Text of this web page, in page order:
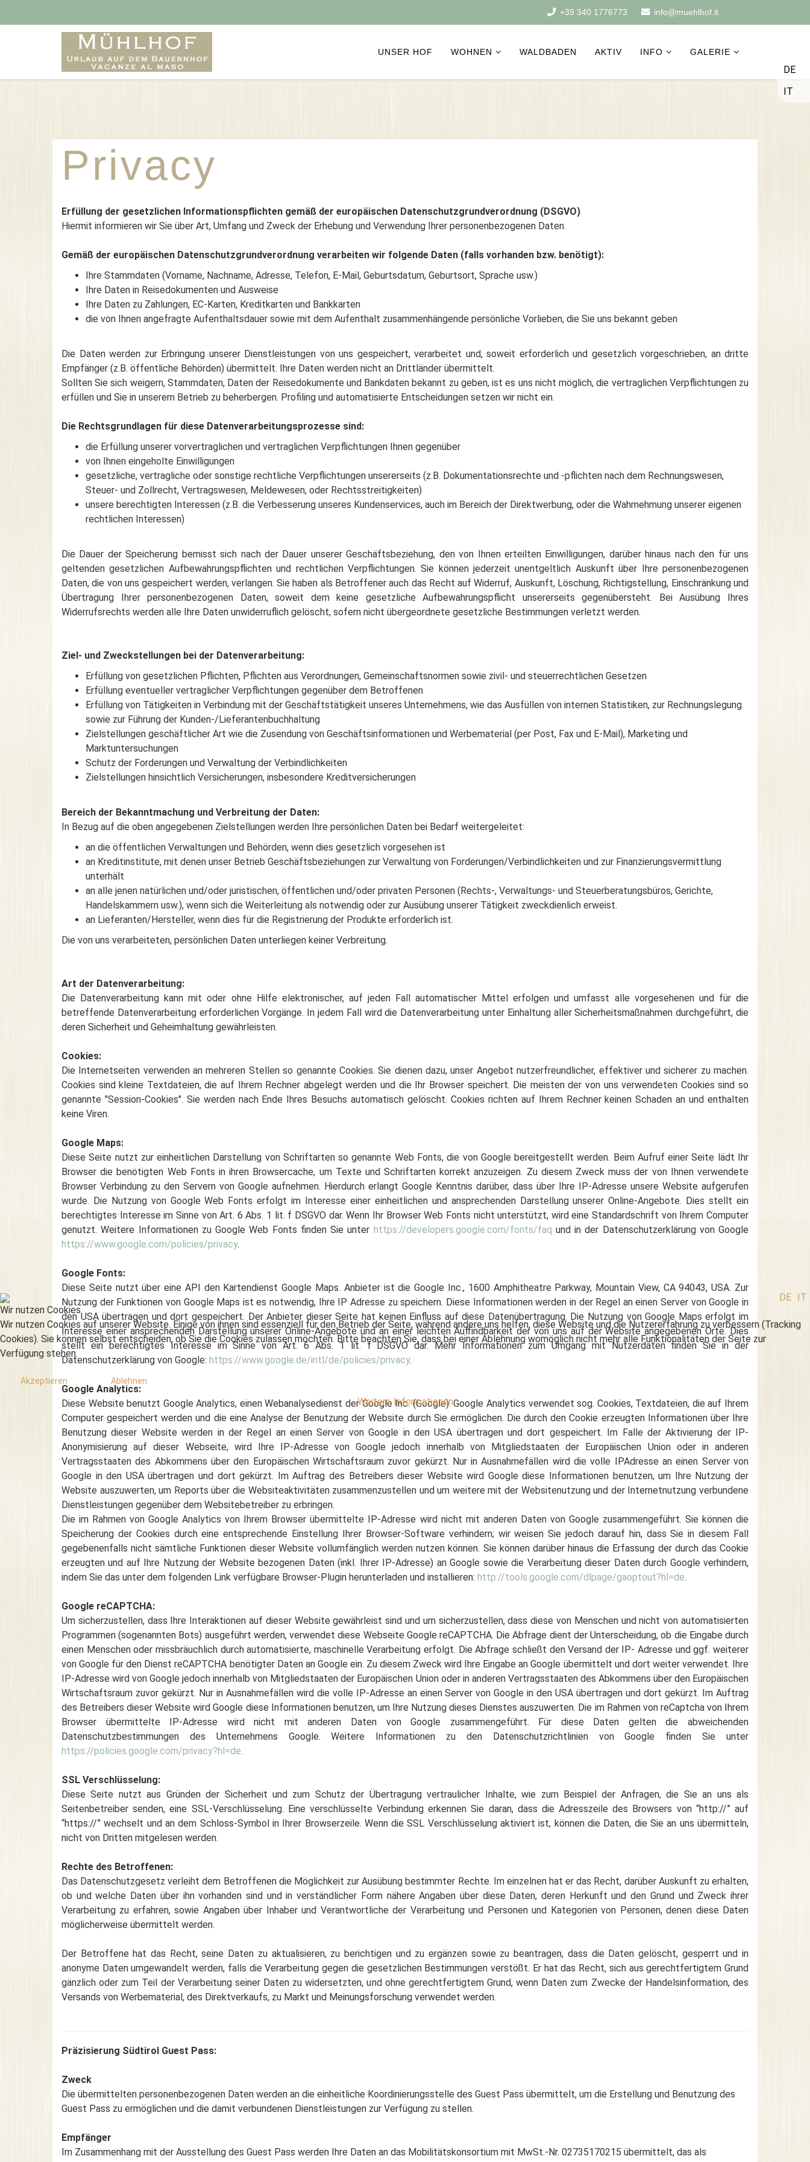
DE
IT
+39 340 1776773 info@muehlhof.it
UNSER HOF WOHNEN WALDBADEN AKTIV INFO GALERIE
Privacy
Erfüllung der gesetzlichen Informationspflichten gemäß der europäischen Datenschutzgrundverordnung (DSGVO)
Hiermit informieren wir Sie über Art, Umfang und Zweck der Erhebung und Verwendung Ihrer personenbezogenen Daten.
Gemäß der europäischen Datenschutzgrundverordnung verarbeiten wir folgende Daten (falls vorhanden bzw. benötigt):
Ihre Stammdaten (Vorname, Nachname, Adresse, Telefon, E-Mail, Geburtsdatum, Geburtsort, Sprache usw.)
Ihre Daten in Reisedokumenten und Ausweise
Ihre Daten zu Zahlungen, EC-Karten, Kreditkarten und Bankkarten
die von Ihnen angefragte Aufenthaltsdauer sowie mit dem Aufenthalt zusammenhängende persönliche Vorlieben, die Sie uns bekannt geben
Die Daten werden zur Erbringung unserer Dienstleistungen von uns gespeichert, verarbeitet und, soweit erforderlich und gesetzlich vorgeschrieben, an dritte
Empfänger (z.B. öffentliche Behörden) übermittelt. Ihre Daten werden nicht an Drittländer übermittelt.
Sollten Sie sich weigern, Stammdaten, Daten der Reisedokumente und Bankdaten bekannt zu geben, ist es uns nicht möglich, die vertraglichen Verpflichtungen zu
erfüllen und Sie in unserem Betrieb zu beherbergen. Profiling und automatisierte Entscheidungen setzen wir nicht ein.
Die Rechtsgrundlagen für diese Datenverarbeitungsprozesse sind:
die Erfüllung unserer vorvertraglichen und vertraglichen Verpflichtungen Ihnen gegenüber
von Ihnen eingeholte Einwilligungen
gesetzliche, vertragliche oder sonstige rechtliche Verpflichtungen unsererseits (z.B. Dokumentationsrechte und -pflichten nach dem Rechnungswesen,
Steuer- und Zollrecht, Vertragswesen, Meldewesen, oder Rechtsstreitigkeiten)
unsere berechtigten Interessen (z.B. die Verbesserung unseres Kundenservices, auch im Bereich der Direktwerbung, oder die Wahrnehmung unserer eigenen
rechtlichen Interessen)
Die Dauer der Speicherung bemisst sich nach der Dauer unserer Geschäftsbeziehung, den von Ihnen erteilten Einwilligungen, darüber hinaus nach den für uns
geltenden gesetzlichen Aufbewahrungspflichten und rechtlichen Verpflichtungen. Sie können jederzeit unentgeltlich Auskunft über Ihre personenbezogenen
Daten, die von uns gespeichert werden, verlangen. Sie haben als Betroffener auch das Recht auf Widerruf, Auskunft, Löschung, Richtigstellung, Einschränkung und
Übertragung Ihrer personenbezogenen Daten, soweit dem keine gesetzliche Aufbewahrungspflicht unsererseits gegenübersteht. Bei Ausübung Ihres
Widerrufsrechts werden alle Ihre Daten unwiderruflich gelöscht, sofern nicht übergeordnete gesetzliche Bestimmungen verletzt werden.
Ziel- und Zweckstellungen bei der Datenverarbeitung:
Erfüllung von gesetzlichen Pflichten, Pflichten aus Verordnungen, Gemeinschaftsnormen sowie zivil- und steuerrechtlichen Gesetzen
Erfüllung eventueller vertraglicher Verpflichtungen gegenüber dem Betroffenen
Erfüllung von Tätigkeiten in Verbindung mit der Geschäftstätigkeit unseres Unternehmens, wie das Ausfüllen von internen Statistiken, zur Rechnungslegung
sowie zur Führung der Kunden-/Lieferantenbuchhaltung
Zielstellungen geschäftlicher Art wie die Zusendung von Geschäftsinformationen und Werbematerial (per Post, Fax und E-Mail), Marketing und
Marktuntersuchungen
Schutz der Forderungen und Verwaltung der Verbindlichkeiten
Zielstellungen hinsichtlich Versicherungen, insbesondere Kreditversicherungen
Bereich der Bekanntmachung und Verbreitung der Daten:
In Bezug auf die oben angegebenen Zielstellungen werden Ihre persönlichen Daten bei Bedarf weitergeleitet:
an die öffentlichen Verwaltungen und Behörden, wenn dies gesetzlich vorgesehen ist
an Kreditinstitute, mit denen unser Betrieb Geschäftsbeziehungen zur Verwaltung von Forderungen/Verbindlichkeiten und zur Finanzierungsvermittlung
unterhält
an alle jenen natürlichen und/oder juristischen, öffentlichen und/oder privaten Personen (Rechts-, Verwaltungs- und Steuerberatungsbüros, Gerichte,
Handelskammern usw.), wenn sich die Weiterleitung als notwendig oder zur Ausübung unserer Tätigkeit zweckdienlich erweist.
an Lieferanten/Hersteller, wenn dies für die Registrierung der Produkte erforderlich ist.
Die von uns verarbeiteten, persönlichen Daten unterliegen keiner Verbreitung.
Art der Datenverarbeitung:
Die Datenverarbeitung kann mit oder ohne Hilfe elektronischer, auf jeden Fall automatischer Mittel erfolgen und umfasst alle vorgesehenen und für die
betreffende Datenverarbeitung erforderlichen Vorgänge. In jedem Fall wird die Datenverarbeitung unter Einhaltung aller Sicherheitsmaßnahmen durchgeführt, die
deren Sicherheit und Geheimhaltung gewährleisten.
Cookies:
Die Internetseiten verwenden an mehreren Stellen so genannte Cookies. Sie dienen dazu, unser Angebot nutzerfreundlicher, effektiver und sicherer zu machen.
Cookies sind kleine Textdateien, die auf Ihrem Rechner abgelegt werden und die Ihr Browser speichert. Die meisten der von uns verwendeten Cookies sind so
genannte "Session-Cookies". Sie werden nach Ende Ihres Besuchs automatisch gelöscht. Cookies richten auf Ihrem Rechner keinen Schaden an und enthalten
keine Viren.
Google Maps:
Diese Seite nutzt zur einheitlichen Darstellung von Schriftarten so genannte Web Fonts, die von Google bereitgestellt werden. Beim Aufruf einer Seite lädt Ihr
Browser die benötigten Web Fonts in ihren Browsercache, um Texte und Schriftarten korrekt anzuzeigen. Zu diesem Zweck muss der von Ihnen verwendete
Browser Verbindung zu den Servern von Google aufnehmen. Hierdurch erlangt Google Kenntnis darüber, dass über Ihre IP-Adresse unsere Website aufgerufen
wurde. Die Nutzung von Google Web Fonts erfolgt im Interesse einer einheitlichen und ansprechenden Darstellung unserer Online-Angebote. Dies stellt ein
berechtigtes Interesse im Sinne von Art. 6 Abs. 1 lit. f DSGVO dar. Wenn Ihr Browser Web Fonts nicht unterstützt, wird eine Standardschrift von Ihrem Computer
genutzt. Weitere Informationen zu Google Web Fonts finden Sie unter https://developers.google.com/fonts/faq und in der Datenschutzerklärung von Google
https://www.google.com/policies/privacy.
Google Fonts:
Diese Seite nutzt über eine API den Kartendienst Google Maps. Anbieter ist die Google Inc., 1600 Amphitheatre Parkway, Mountain View, CA 94043, USA. Zur
Nutzung der Funktionen von Google Maps ist es notwendig, Ihre IP Adresse zu speichern. Diese Informationen werden in der Regel an einen Server von Google in
den USA übertragen und dort gespeichert. Der Anbieter dieser Seite hat keinen Einfluss auf diese Datenübertragung. Die Nutzung von Google Maps erfolgt im
Interesse einer ansprechenden Darstellung unserer Online-Angebote und an einer leichten Auffindbarkeit der von uns auf der Website angegebenen Orte. Dies
stellt ein berechtigtes Interesse im Sinne von Art. 6 Abs. 1 lit. f DSGVO dar. Mehr Informationen zum Umgang mit Nutzerdaten finden Sie in der
Datenschutzerklärung von Google: https://www.google.de/intl/de/policies/privacy.
Google Analytics:
Diese Website benutzt Google Analytics, einen Webanalysedienst der Google Inc. (Google). Google Analytics verwendet sog. Cookies, Textdateien, die auf Ihrem
Computer gespeichert werden und die eine Analyse der Benutzung der Website durch Sie ermöglichen. Die durch den Cookie erzeugten Informationen über Ihre
Benutzung dieser Website werden in der Regel an einen Server von Google in den USA übertragen und dort gespeichert. Im Falle der Aktivierung der IP-
Anonymisierung auf dieser Webseite, wird Ihre IP-Adresse von Google jedoch innerhalb von Mitgliedstaaten der Europäischen Union oder in anderen
Vertragsstaaten des Abkommens über den Europäischen Wirtschaftsraum zuvor gekürzt. Nur in Ausnahmefällen wird die volle IPAdresse an einen Server von
Google in den USA übertragen und dort gekürzt. Im Auftrag des Betreibers dieser Website wird Google diese Informationen benutzen, um Ihre Nutzung der
Website auszuwerten, um Reports über die Websiteaktivitäten zusammenzustellen und um weitere mit der Websitenutzung und der Internetnutzung verbundene
Dienstleistungen gegenüber dem Websitebetreiber zu erbringen.
Die im Rahmen von Google Analytics von Ihrem Browser übermittelte IP-Adresse wird nicht mit anderen Daten von Google zusammengeführt. Sie können die
Speicherung der Cookies durch eine entsprechende Einstellung Ihrer Browser-Software verhindern; wir weisen Sie jedoch darauf hin, dass Sie in diesem Fall
gegebenenfalls nicht sämtliche Funktionen dieser Website vollumfänglich werden nutzen können. Sie können darüber hinaus die Erfassung der durch das Cookie
erzeugten und auf Ihre Nutzung der Website bezogenen Daten (inkl. Ihrer IP-Adresse) an Google sowie die Verarbeitung dieser Daten durch Google verhindern,
indem Sie das unter dem folgenden Link verfügbare Browser-Plugin herunterladen und installieren: http://tools.google.com/dlpage/gaoptout?hl=de.
Google reCAPTCHA:
Um sicherzustellen, dass Ihre Interaktionen auf dieser Website gewährleist sind und um sicherzustellen, dass diese von Menschen und nicht von automatisierten
Programmen (sogenannten Bots) ausgeführt werden, verwendet diese Webseite Google reCAPTCHA. Die Abfrage dient der Unterscheidung, ob die Eingabe durch
einen Menschen oder missbräuchlich durch automatisierte, maschinelle Verarbeitung erfolgt. Die Abfrage schließt den Versand der IP- Adresse und ggf. weiterer
von Google für den Dienst reCAPTCHA benötigter Daten an Google ein. Zu diesem Zweck wird Ihre Eingabe an Google übermittelt und dort weiter verwendet. Ihre
IP-Adresse wird von Google jedoch innerhalb von Mitgliedstaaten der Europäischen Union oder in anderen Vertragsstaaten des Abkommens über den Europäischen
Wirtschaftsraum zuvor gekürzt. Nur in Ausnahmefällen wird die volle IP-Adresse an einen Server von Google in den USA übertragen und dort gekürzt. Im Auftrag
des Betreibers dieser Website wird Google diese Informationen benutzen, um Ihre Nutzung dieses Dienstes auszuwerten. Die im Rahmen von reCaptcha von Ihrem
Browser übermittelte IP-Adresse wird nicht mit anderen Daten von Google zusammengeführt. Für diese Daten gelten die abweichenden
Datenschutzbestimmungen des Unternehmens Google. Weitere Informationen zu den Datenschutzrichtlinien von Google finden Sie unter
https://policies.google.com/privacy?hl=de.
SSL Verschlüsselung:
Diese Seite nutzt aus Gründen der Sicherheit und zum Schutz der Übertragung vertraulicher Inhalte, wie zum Beispiel der Anfragen, die Sie an uns als
Seitenbetreiber senden, eine SSL-Verschlüsselung. Eine verschlüsselte Verbindung erkennen Sie daran, dass die Adresszeile des Browsers von “http://” auf
“https://” wechselt und an dem Schloss-Symbol in Ihrer Browserzeile. Wenn die SSL Verschlüsselung aktiviert ist, können die Daten, die Sie an uns übermitteln,
nicht von Dritten mitgelesen werden.
Rechte des Betroffenen:
Das Datenschutzgesetz verleiht dem Betroffenen die Möglichkeit zur Ausübung bestimmter Rechte. Im einzelnen hat er das Recht, darüber Auskunft zu erhalten,
ob und welche Daten über ihn vorhanden sind und in verständlicher Form nähere Angaben über diese Daten, deren Herkunft und den Grund und Zweck ihrer
Verarbeitung zu erfahren, sowie Angaben über Inhaber und Verantwortliche der Verarbeitung und Personen und Kategorien von Personen, denen diese Daten
möglicherweise übermittelt werden.
Der Betroffene hat das Recht, seine Daten zu aktualisieren, zu berichtigen und zu ergänzen sowie zu beantragen, dass die Daten gelöscht, gesperrt und in
anonyme Daten umgewandelt werden, falls die Verarbeitung gegen die gesetzlichen Bestimmungen verstößt. Er hat das Recht, sich aus gerechtfertigtem Grund
gänzlich oder zum Teil der Verarbeitung seiner Daten zu widersetzten, und ohne gerechtfertigtem Grund, wenn Daten zum Zwecke der Handelsinformation, des
Versands von Werbematerial, des Direktverkaufs, zu Markt und Meinungsforschung verwendet werden.
Präzisierung Südtirol Guest Pass:
Zweck
Die übermittelten personenbezogenen Daten werden an die einheitliche Koordinierungsstelle des Guest Pass übermittelt, um die Erstellung und Benutzung des
Guest Pass zu ermöglichen und die damit verbundenen Dienstleistungen zur Verfügung zu stellen.
Empfänger
Im Zusammenhang mit der Ausstellung des Guest Pass werden Ihre Daten an das Mobilitätskonsortium mit MwSt.-Nr. 02735170215 übermittelt, das als
Wir nutzen Cookies
DE IT
Wir nutzen Cookies auf unserer Website. Einige von ihnen sind essenziell für den Betrieb der Seite, während andere uns helfen, diese Website und die Nutzererfahrung zu verbessern (Tracking
Cookies). Sie können selbst entscheiden, ob Sie die Cookies zulassen möchten. Bitte beachten Sie, dass bei einer Ablehnung womöglich nicht mehr alle Funktionalitäten der Seite zur
Verfügung stehen.
Akzeptieren Ablehnen
Weitere Informationen